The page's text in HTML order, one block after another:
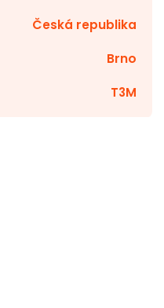
Česká republika
Brno
T3M